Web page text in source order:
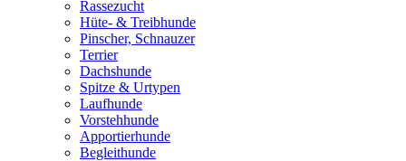
Rassezucht
Hüte- & Treibhunde
Pinscher, Schnauzer
Terrier
Dachshunde
Spitze & Urtypen
Laufhunde
Vorstehhunde
Apportierhunde
Begleithunde